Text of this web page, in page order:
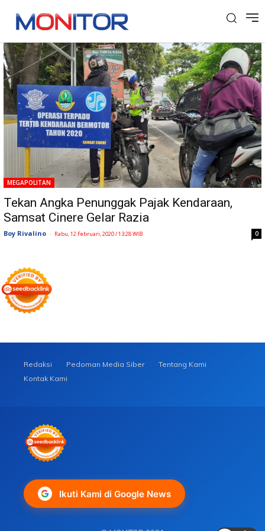
Tag: Samsat Cinere
MEGAPOLITAN
Tekan Angka Penunggak Pajak Kendaraan,
Samsat Cinere Gelar Razia
Boy Rivalino - Rabu, 12 Februari, 2020 / 13:28 WIB 0
Redaksi Pedoman Media Siber
Tentang Kami
Kontak Kami
Ikuti Kami di Google News